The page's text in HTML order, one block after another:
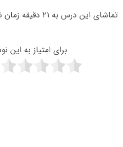
تماشای این درس به ۲۱ دقیقه زمان نیاز دارد.
برای امتیاز به این